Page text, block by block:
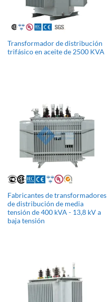
Transformador de distribución
trifásico en aceite de 2500 KVA
Fabricantes de transformadores
de distribución de media
tensión de 400 kVA - 13,8 kV a
baja tensión